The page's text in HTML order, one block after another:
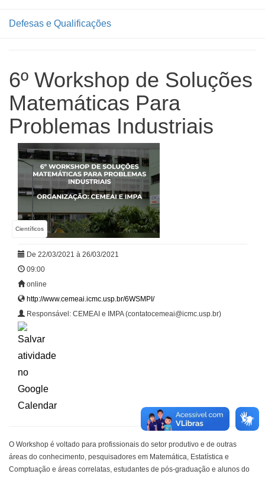
Defesas e Qualificações
6º Workshop de Soluções
Matemáticas Para
Problemas Industriais
Científicos
De 22/03/2021 à 26/03/2021
09:00
online
http://www.cemeai.icmc.usp.br/6WSMPI/
Responsável: CEMEAI e IMPA (contatocemeai@icmc.usp.br)
O Workshop é voltado para profissionais do setor produtivo e de outras
áreas do conhecimento, pesquisadores em Matemática, Estatística e
Comptuação e áreas correlatas, estudantes de pós-graduação e alunos do